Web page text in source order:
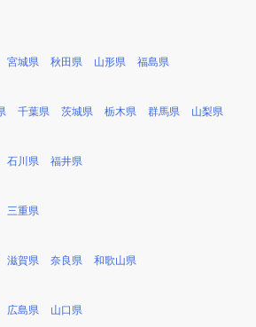
宮城県 秋田県 山形県 福島県
千葉県 茨城県 栃木県 群馬県 山梨県
石川県 福井県
三重県
滋賀県 奈良県 和歌山県
広島県 山口県